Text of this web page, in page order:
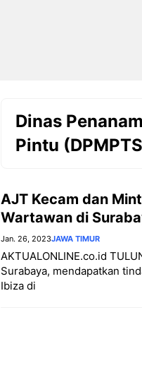
Dinas
Pintu
AJT Kecam dan
Wartawan di
Jan. 26, 2023JAWA TIMUR
AKTUALONLINE.co.id
Surabaya, mendapatkan
Ibiza di